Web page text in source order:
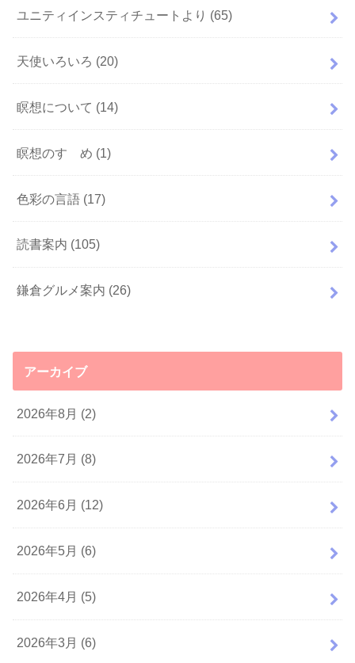
ユニティインスティチュートより (65)
天使いろいろ (20)
瞑想について (14)
瞑想のすゝめ (1)
色彩の言語 (17)
読書案内 (105)
鎌倉グルメ案内 (26)
アーカイブ
2026年8月 (2)
2026年7月 (8)
2026年6月 (12)
2026年5月 (6)
2026年4月 (5)
2026年3月 (6)